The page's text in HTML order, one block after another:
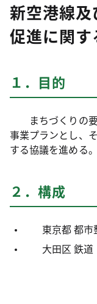
新空港線
促進に関
１．目的
まちづくりの要
事業プランとし、
する協議を進める。
２．構成
東京都 都市
大田区 鉄道